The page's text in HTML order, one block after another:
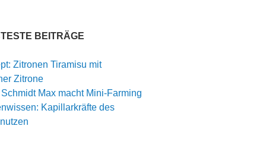
BEITRÄGE
Zitronen Tiramisu mit
Zitrone
Schmidt Max macht Mini-Farming
Kapillarkräfte des